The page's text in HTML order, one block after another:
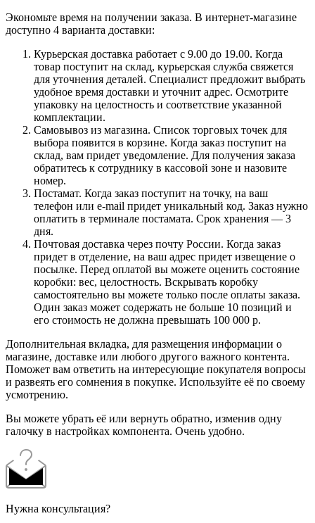
Экономьте время на получении заказа. В интернет-магазине
доступно 4 варианта доставки:
Курьерская доставка работает с 9.00 до 19.00. Когда
товар поступит на склад, курьерская служба свяжется
для уточнения деталей. Специалист предложит выбрать
удобное время доставки и уточнит адрес. Осмотрите
упаковку на целостность и соответствие указанной
комплектации.
Самовывоз из магазина. Список торговых точек для
выбора появится в корзине. Когда заказ поступит на
склад, вам придет уведомление. Для получения заказа
обратитесь к сотруднику в кассовой зоне и назовите
номер.
Постамат. Когда заказ поступит на точку, на ваш
телефон или e-mail придет уникальный код. Заказ нужно
оплатить в терминале постамата. Срок хранения — 3
дня.
Почтовая доставка через почту России. Когда заказ
придет в отделение, на ваш адрес придет извещение о
посылке. Перед оплатой вы можете оценить состояние
коробки: вес, целостность. Вскрывать коробку
самостоятельно вы можете только после оплаты заказа.
Один заказ может содержать не больше 10 позиций и
его стоимость не должна превышать 100 000 р.
Дополнительная вкладка, для размещения информации о
магазине, доставке или любого другого важного контента.
Поможет вам ответить на интересующие покупателя вопросы
и развеять его сомнения в покупке. Используйте её по своему
усмотрению.
Вы можете убрать её или вернуть обратно, изменив одну
галочку в настройках компонента. Очень удобно.
Нужна консультация?